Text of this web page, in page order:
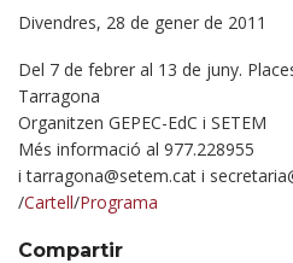
Divendres, 28 de gener de 2011
Del 7 de febrer al 13 de juny.
Tarragona
Organitzen GEPEC-EdC i SETEM
Més informació al 977.228955
i tarragona@setem.cat i
/Cartell/Programa
Compartir